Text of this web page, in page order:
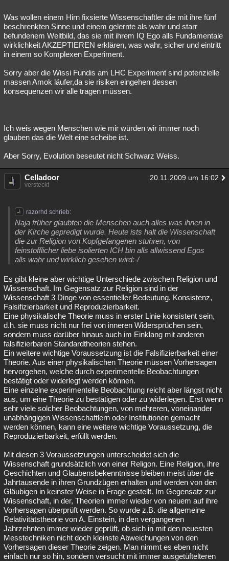
Was wollen einem Hirn fixsierte Wissenschaftler die mit ihre fünf
beschrenkten Sinne und einem gelernte als wahr und starr
befundenem Weltbild, das sie mit ihrem IQ Ego alls Fundamentale
wirklichkeit AKZEPTIEREN erklären, was wahr, sicher und eintritt
in einem so Komplexen Experiment.
Sorry aber die Wissi Fundis am LHC Experiment sind potenzielle
massen Amok läufer,da sie risiken eingehen dessen
konsequenzen wir alle tragen müssen.
Ich weis wegen Menschen wie mir würden wir immer noch
glauben das die Welt eine scheibe ist.
Aber Sorry, Evolution beseutet nicht Schwarz Weiss.
Celladoor 20.11.2009 um 16:02
versteckt
razorhd schrieb:
Naja früher glaubten die Menschen auch alles was ihnen in
der Kirche gepredigt wurde. Heute ists halt die Wissenschaft
die zur Religion von Kopfgefangenen stuhren, von
feinstofflicher liebe isolierten ICH bin alls allwissend Egos
alls wahr und wirklich gesehen wird:-/
Es gibt kleine aber wichtige Unterschiede zwischen Religion und
Wissenschaft. Im Gegensatz zur Religion sind in der
Wissenschaft 3 Dinge von essentieller Bedeutung. Konsistenz,
Falsifizierbarkeit und Reproduzierbarkeit.
Eine physikalische Theorie muss in erster Linie konsistent sein,
d.h. sie muss nicht nur frei von inneren Widersprüchen sein,
sondern muss darüber hinaus auch im Einklang mit anderen
falsifizierbaren Standardtheorien stehen.
Ein weitere wichtige Voraussetzung ist die Falsifizierbarkeit einer
Theorie. Aus einer physikalischen Theorie müssen Vorhersagen
hervorgehen, welche durch experimentelle Beobachtungen
bestätigt oder widerlegt werden können.
Eine einzelne experimentelle Beobachtung reicht aber längst nicht
aus, um eine Theorie zu bestätigen oder zu widerlegen. Erst wenn
sehr viele solcher Beobachtungen, von mehreren, voneinander
unabhängigen Wissenschaftlern oder Institutionen gemacht
werden können, kann eine weitere wichtige Voraussetzung, die
Reproduzierbarkeit, erfüllt werden.
Mit diesen 3 Voraussetzungen unterscheidet sich die
Wissenschaft grundsätzlich von einer Religon. Eine Religion, ihre
Geschichten und Glaubensbekenntnisse bleiben meist über die
Jahrtausende in ihren Grundzügen erhalten und werden von den
Gläubigen in keinster Weise in Frage gestellt. Im Gegensatz zur
Wissenschaft, in der, Theorien immer wieder von neuem auf ihre
Vorhersagen überprüft werden. So wurde z.B. die allgemeine
Relativitätstheorie von A. Einstein, in den vergangenen
Jahrzehnten immer wieder geprüft, ob sich in mit den neuesten
Messtechniken nicht doch kleinste Abweichungen von den
Vorhersagen dieser Theorie zeigen. Man nimmt es eben nicht
einfach nur so hin, sondern versucht mit immer ausgetüftelteren